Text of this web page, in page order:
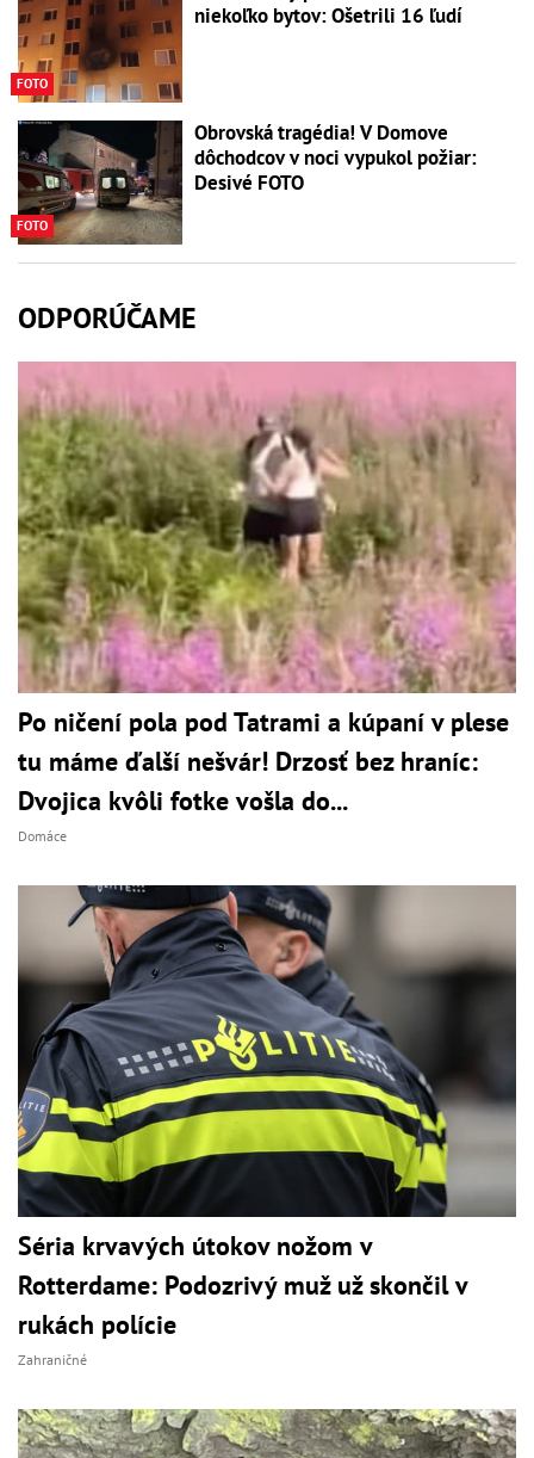
FOTO
niekoľko bytov: Ošetrili 16 ľudí
FOTO
Obrovská tragédia! V Domove
dôchodcov v noci vypukol požiar:
Desivé FOTO
ODPORÚČAME
Po ničení pola pod Tatrami a kúpaní v plese
tu máme ďalší nešvár! Drzosť bez hraníc:
Dvojica kvôli fotke vošla do...
Domáce
Séria krvavých útokov nožom v
Rotterdame: Podozrivý muž už skončil v
rukách polície
Zahraničné